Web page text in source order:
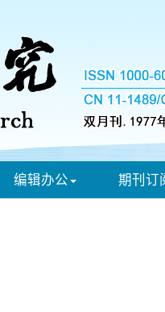
编辑办公 期刊订